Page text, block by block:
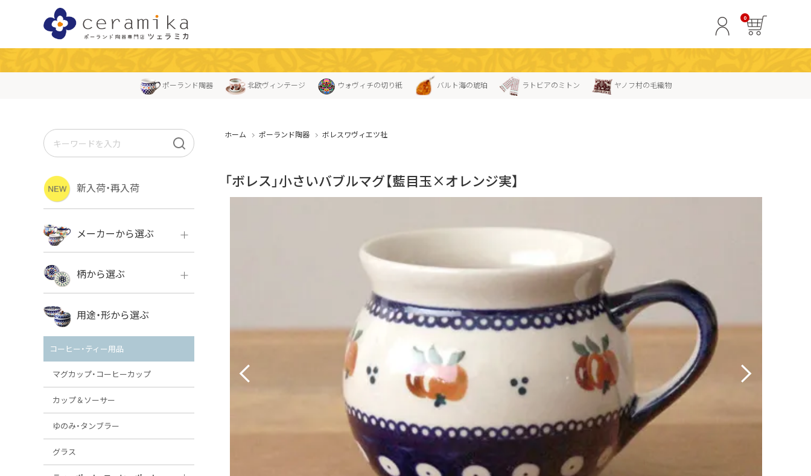
0
ポーランド陶器 北欧ヴィンテージ ウォヴィチの切り紙 バルト海の琥珀 ラトビアのミトン ヤノフ村の毛織物
ホーム ポーランド陶器 ボレスワヴィエツ社
「ボレス」小さいバブルマグ【藍目玉×オレンジ実】
新入荷・再入荷
メーカーから選ぶ
ボレス
VENA
ミレナ
柄から選ぶ
ボレス
用途・形から選ぶ
コーヒー・ティー用品
マグカップ・コーヒーカップ
カップ＆ソーサー
ゆのみ・タンブラー
グラス